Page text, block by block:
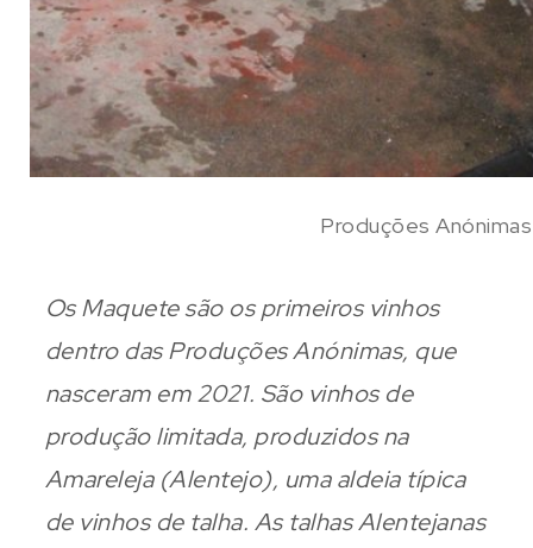
Produções Anónimas
Os Maquete são os primeiros vinhos
dentro das Produções Anónimas, que
nasceram em 2021. São vinhos de
produção limitada, produzidos na
Amareleja (Alentejo), uma aldeia típica
de vinhos de talha. As talhas Alentejanas